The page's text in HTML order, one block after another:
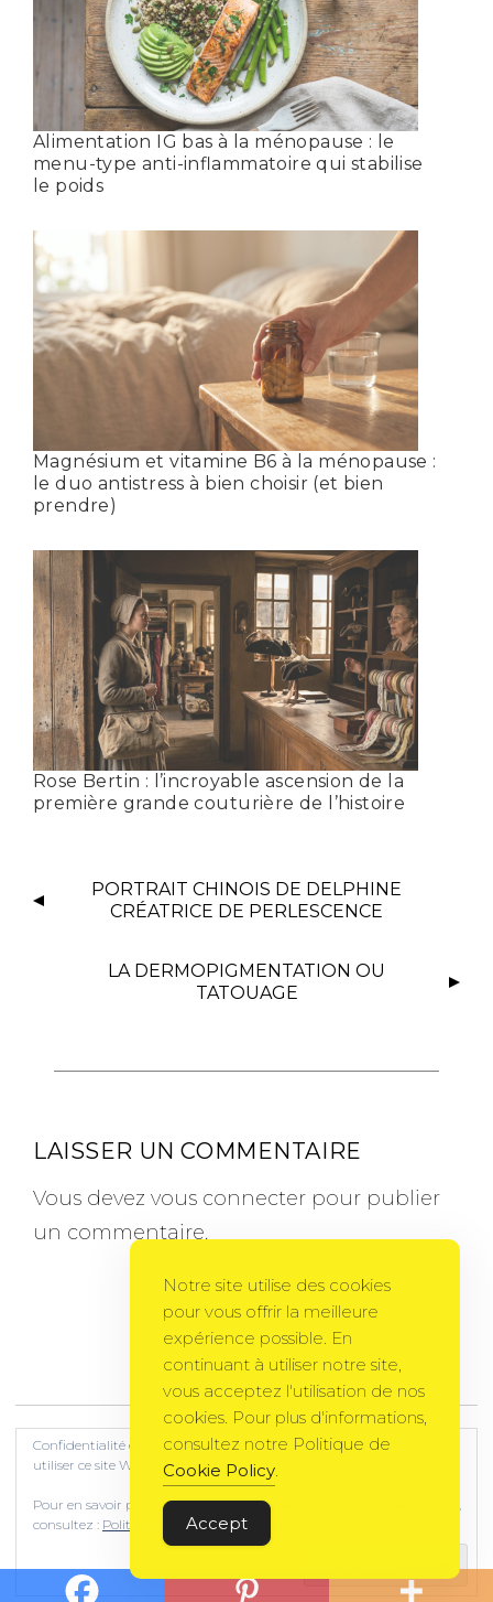
Alimentation IG bas à la ménopause : le
menu-type anti-inflammatoire qui stabilise
le poids
Magnésium et vitamine B6 à la ménopause :
le duo antistress à bien choisir (et bien
prendre)
Rose Bertin : l’incroyable ascension de la
première grande couturière de l’histoire
PORTRAIT CHINOIS DE DELPHINE
CRÉATRICE DE PERLESCENCE
LA DERMOPIGMENTATION OU
TATOUAGE
LAISSER UN COMMENTAIRE
Vous devez vous connecter pour publier
un commentaire.
Gema Theme by PixelGrade
Notre site utilise des cookies
pour vous offrir la meilleure
expérience possible. En
continuant à utiliser notre site,
vous acceptez l'utilisation de nos
cookies. Pour plus d'informations,
consultez notre Politique de
Cookie Policy.
Accept
Confidentialité et cookies : ce site utilise des cookies. En continuant à
utiliser ce site Web, vous acceptez leur utilisation.
Pour en savoir plus, notamment sur la façon de contrôler les cookies,
consultez : Politique relative aux cookies